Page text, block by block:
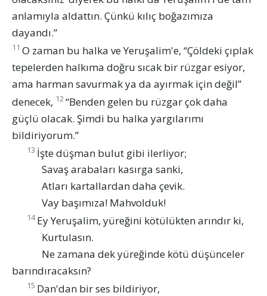
anlamıyla aldattın. Çünkü kılıç boğazımıza
dayandı.”
11 O zaman bu halka ve Yeruşalim'e, “Çöldeki çıplak
tepelerden halkıma doğru sıcak bir rüzgar esiyor,
ama harman savurmak ya da ayırmak için değil”
denecek, 12“Benden gelen bu rüzgar çok daha
güçlü olacak. Şimdi bu halka yargılarımı
bildiriyorum.”
13 İşte düşman bulut gibi ilerliyor;
Savaş arabaları kasırga sanki,
Atları kartallardan daha çevik.
Vay başımıza! Mahvolduk!
14 Ey Yeruşalim, yüreğini kötülükten arındır ki,
Kurtulasın.
Ne zamana dek yüreğinde kötü düşünceler
barındıracaksın?
15 Dan'dan bir ses bildiriyor,